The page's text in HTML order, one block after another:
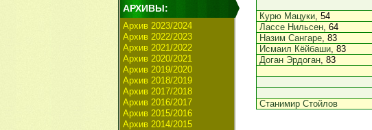
АРХИВЫ:
Архив 2023/2024
Архив 2022/2023
Архив 2021/2022
Архив 2020/2021
Архив 2019/2020
Архив 2018/2019
Архив 2017/2018
Архив 2016/2017
Архив 2015/2016
Архив 2014/2015
Курю Мацуки, 54
Лассе Нильсен, 64
Назим Сангаре, 83
Исмаил Кёйбаши, 83
Доган Эрдоган, 83
Станимир Стойлов